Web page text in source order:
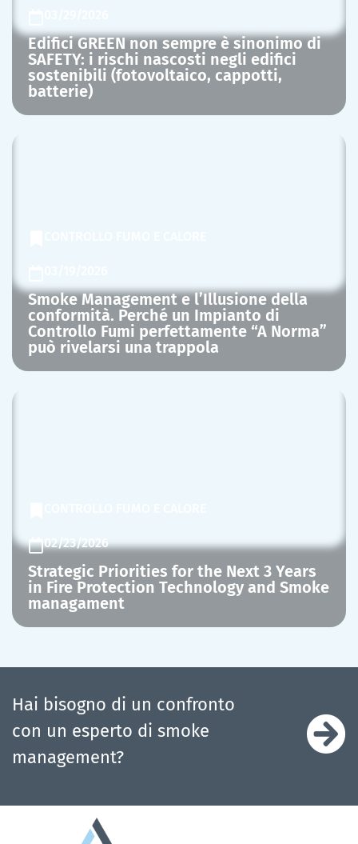
Edifici GREEN non sempre è sinonimo di
SAFETY: i rischi nascosti negli edifici
sostenibili (fotovoltaico, cappotti,
batterie)
Smoke Management e l’Illusione della
conformità. Perché un Impianto di
Controllo Fumi perfettamente “A Norma”
può rivelarsi una trappola
02/23/2026
Strategic Priorities for the Next 3 Years
in Fire Protection Technology and Smoke
managament
Hai bisogno di un confronto
con un esperto di smoke
management?